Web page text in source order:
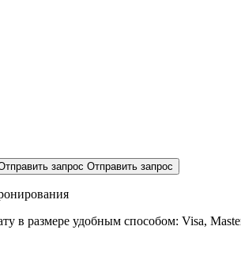
запрос Отправить запрос
в размере удобным способом: Visa,